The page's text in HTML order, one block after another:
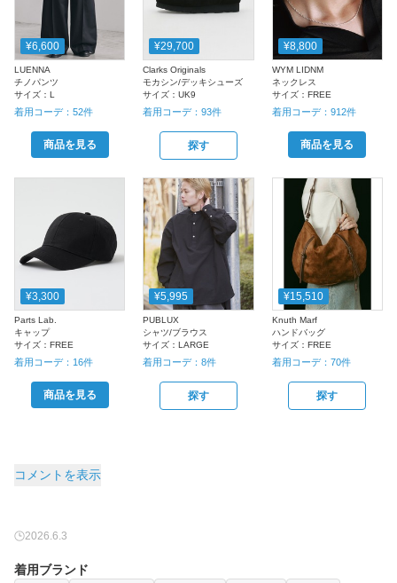
¥6,600
LUENNA
チノパンツ
サイズ： L
着用コーデ： 52件
商品を見る
¥29,700
Clarks Originals
モカシン/デッキシューズ
サイズ：UK9
着用コーデ：93件
探す
¥8,800
WYM LIDNM
ネックレス
サイズ： FREE
着用コーデ： 912件
商品を見る
¥3,300
Parts Lab.
キャップ
サイズ： FREE
着用コーデ： 16件
商品を見る
¥5,995
PUBLUX
シャツ/ブラウス
サイズ：LARGE
着用コーデ：8件
探す
¥15,510
Knuth Marf
ハンドバッグ
サイズ： FREE
着用コーデ： 70件
探す
コメントを表示
2026.6.3
着用ブランド